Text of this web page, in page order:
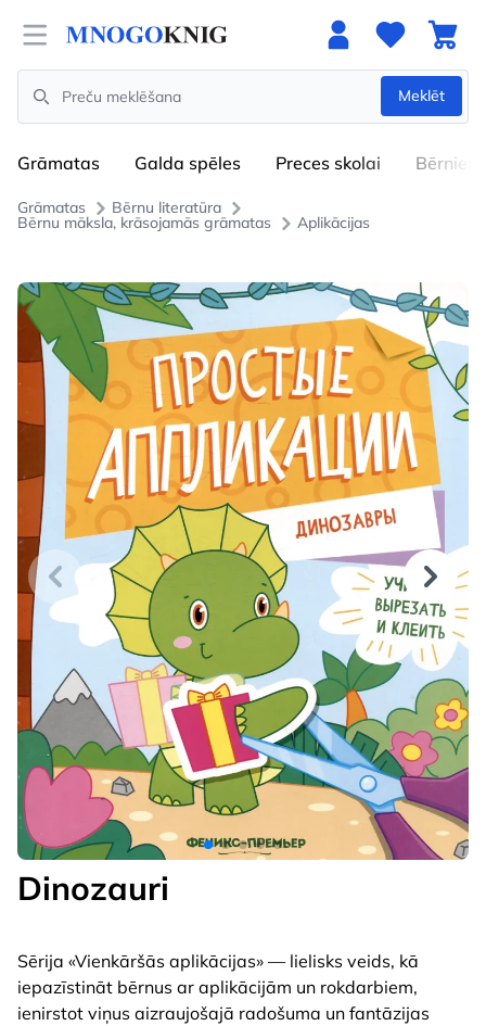
Open menu
Search
Meklēt
Grāmatas Galda spēles Preces skolai Bērniem
Grāmatas Bērnu literatūra
Bērnu māksla, krāsojamās grāmatas Aplikācijas
Dinozauri
Sērija «Vienkāršās aplikācijas» — lielisks veids, kā
iepazīstināt bērnus ar aplikācijām un rokdarbiem,
ienirstot viņus aizraujošajā radošuma un fantāzijas